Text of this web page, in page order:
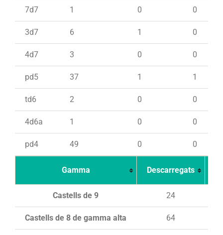
7d7 1 0 0
3d7 6 1 0
4d7 3 0 0
pd5 37 1 1
td6 2 0 0
4d6a 1 0 0
pd4 49 0 0
Gamma Descarregats
Castells de 9 24
Castells de 8 de gamma alta 64